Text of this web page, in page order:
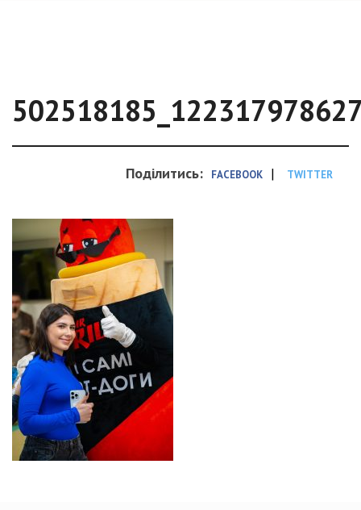
Поділитись: FACEBOOK | TWITTER